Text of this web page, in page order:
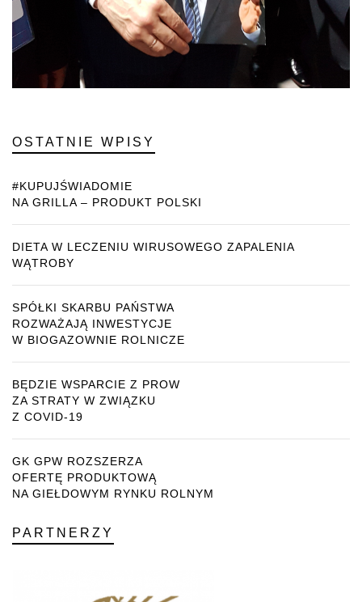
OSTATNIE WPISY
#KUPUJŚWIADOMIE
NA GRILLA – PRODUKT POLSKI
DIETA W LECZENIU WIRUSOWEGO ZAPALENIA
WĄTROBY
SPÓŁKI SKARBU PAŃSTWA
ROZWAŻAJĄ INWESTYCJE
W BIOGAZOWNIE ROLNICZE
BĘDZIE WSPARCIE Z PROW
ZA STRATY W ZWIĄZKU
Z COVID-19
GK GPW ROZSZERZA
OFERTĘ PRODUKTOWĄ
NA GIEŁDOWYM RYNKU ROLNYM
PARTNERZY